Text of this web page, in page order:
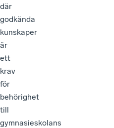
där
godkända
kunskaper
är
ett
krav
för
behörighet
till
gymnasieskolans